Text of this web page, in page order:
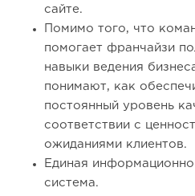
сайте.
Помимо того, что
помогает франчайзи
навыки ведения
понимают, как
постоянный уровень
соответствии с
ожиданиями клиентов.
Единая информационно
система.